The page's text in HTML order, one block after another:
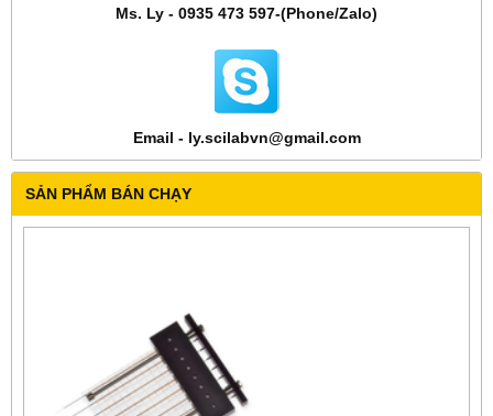
Ms. Ly - 0935 473 597-(Phone/Zalo)
Email - ly.scilabvn@gmail.com
SẢN PHẨM BÁN CHẠY